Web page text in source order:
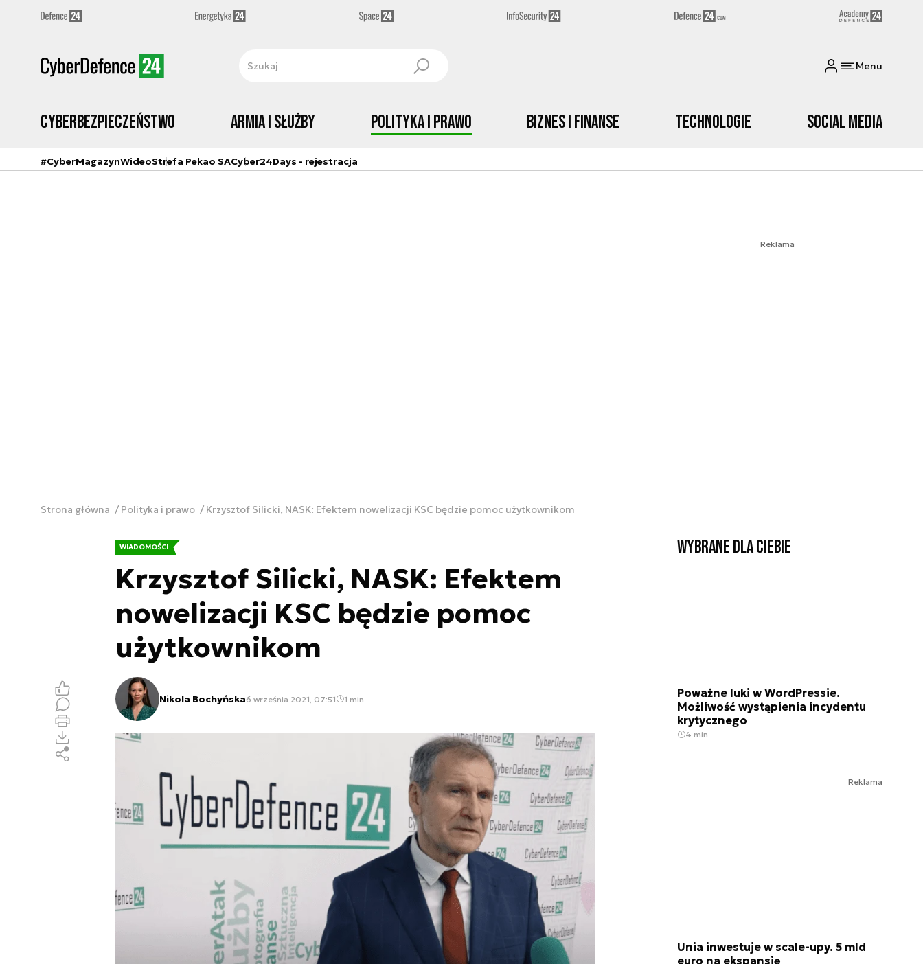
Menu
Cyberbezpieczeństwo Armia i Służby Polityka i prawo Biznes i Finanse Technologie Social media
#CyberMagazynWideoStrefa Pekao SACyber24Days - rejestracja
Reklama
Strona główna Polityka i prawo Krzysztof Silicki, NASK: Efektem nowelizacji KSC będzie pomoc użytkownikom
WIADOMOŚCI
Krzysztof Silicki, NASK: Efektem
nowelizacji KSC będzie pomoc
użytkownikom
Nikola Bochyńska6 września 2021, 07:51 1 min.
Wybrane dla Ciebie
Poważne luki w WordPressie.
Możliwość wystąpienia incydentu
krytycznego
4 min.
Reklama
Unia inwestuje w scale-upy. 5 mld
euro na ekspansję